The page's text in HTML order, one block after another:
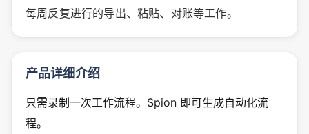
每周反复进行的导出、粘贴、对账等工作。
产品详细介绍
只需录制一次工作流程。Spion 即可生成自动化流
程。